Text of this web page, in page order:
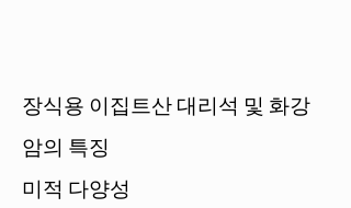
장식용 이집트산 대리석 및 화강
암의 특징
미적 다양성